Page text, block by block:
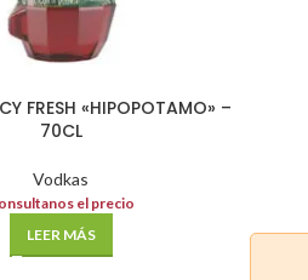
FRESH «HIPOPOTAMO» –
70CL
Vodkas
el precio
LEER MÁS